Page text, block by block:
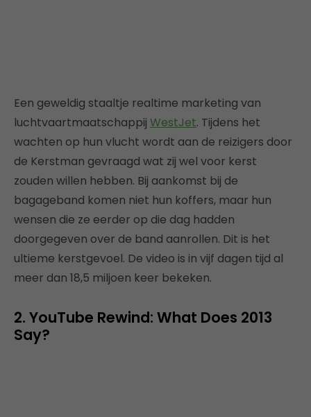
Een geweldig staaltje realtime marketing van
luchtvaartmaatschappij WestJet. Tijdens het
wachten op hun vlucht wordt aan de reizigers door
de Kerstman gevraagd wat zij wel voor kerst
zouden willen hebben. Bij aankomst bij de
bagageband komen niet hun koffers, maar hun
wensen die ze eerder op die dag hadden
doorgegeven over de band aanrollen. Dit is het
ultieme kerstgevoel. De video is in vijf dagen tijd al
meer dan 18,5 miljoen keer bekeken.
2. YouTube Rewind: What Does 2013
Say?